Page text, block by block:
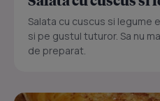
Salata cu cuscus si legume
si pe gustul tuturor. Sa nu
de preparat.